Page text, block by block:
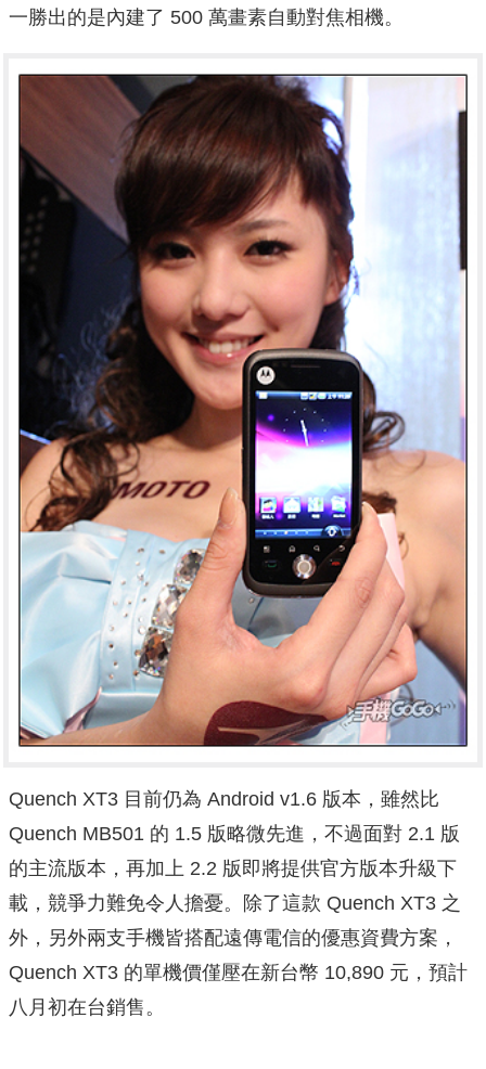
一勝出的是內建了 500 萬畫素自動對焦相機。
Quench XT3 目前仍為 Android v1.6 版本，雖然比
Quench MB501 的 1.5 版略微先進，不過面對 2.1 版
的主流版本，再加上 2.2 版即將提供官方版本升級下
載，競爭力難免令人擔憂。除了這款 Quench XT3 之
外，另外兩支手機皆搭配遠傳電信的優惠資費方案，
Quench XT3 的單機價僅壓在新台幣 10,890 元，預計
八月初在台銷售。